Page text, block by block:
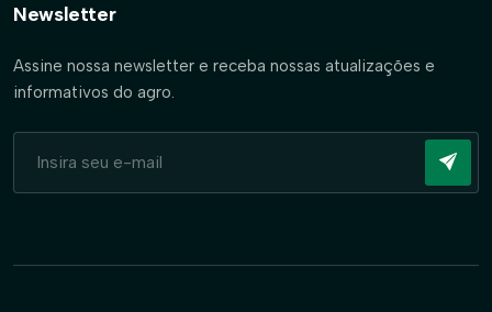
Newsletter
Assine nossa newsletter e receba nossas atualizações e
informativos do agro.